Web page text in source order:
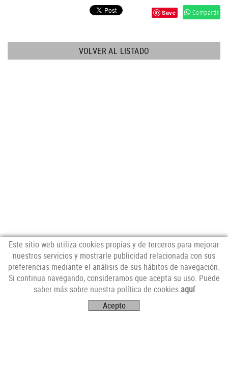
Save Compartir
VOLVER AL LISTADO
SÍGUENOS
Este sitio web utiliza cookies propias y de terceros para mejorar
nuestros servicios y mostrarle publicidad relacionada con sus
preferencias mediante el análisis de sus hábitos de navegación.
Si continua navegando, consideramos que acepta su uso. Puede
saber más sobre nuestra política de cookies aquí
Acepto